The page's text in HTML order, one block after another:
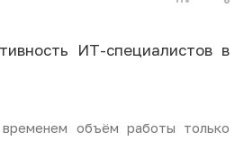
ИТ-специалистов в
объём работы только